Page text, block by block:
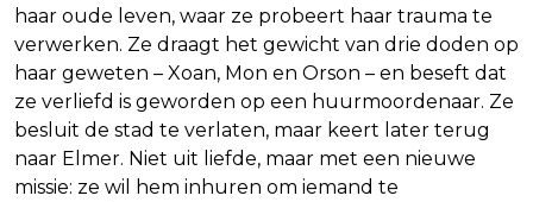
haar oude leven, waar ze probeert haar trauma te
verwerken. Ze draagt het gewicht van drie doden op
haar geweten – Xoan, Mon en Orson – en beseft dat
ze verliefd is geworden op een huurmoordenaar. Ze
besluit de stad te verlaten, maar keert later terug
naar Elmer. Niet uit liefde, maar met een nieuwe
missie: ze wil hem inhuren om iemand te